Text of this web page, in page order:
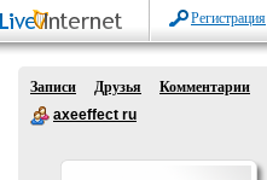
Регистрация
Записи Друзья
Комментарии
axeeffect ru